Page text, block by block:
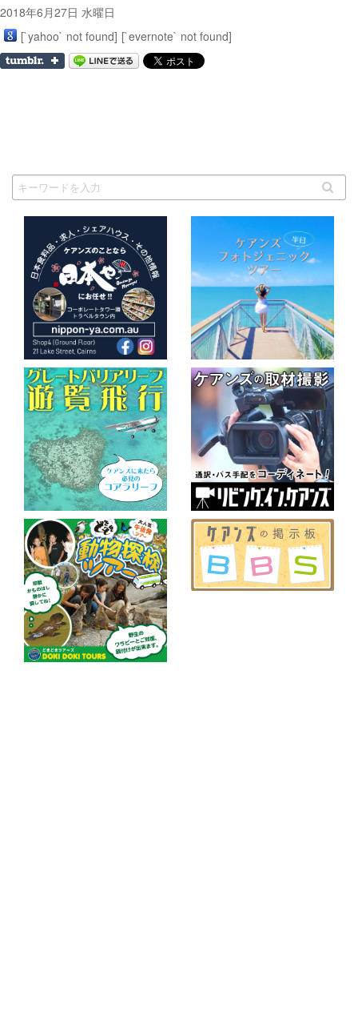
2018年6月27日 水曜日
[`yahoo` not found] [`evernote` not found]